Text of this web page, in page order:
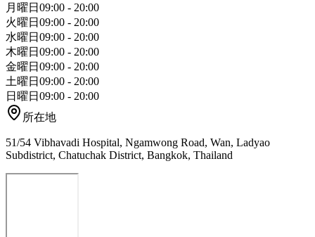
月曜日 09:00 - 20:00
火曜日 09:00 - 20:00
水曜日 09:00 - 20:00
木曜日 09:00 - 20:00
金曜日 09:00 - 20:00
土曜日 09:00 - 20:00
日曜日 09:00 - 20:00
所在地
51/54 Vibhavadi Hospital, Ngamwong Road, Wan, Ladyao
Subdistrict, Chatuchak District, Bangkok, Thailand